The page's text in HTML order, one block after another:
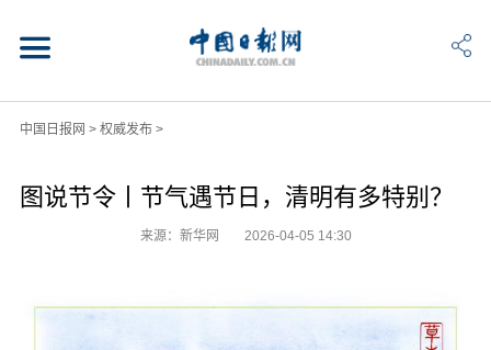
中国日报网 > 权威发布>
图说节令丨节气遇节日，清明有多特别？
来源：新华网 2026-04-05 14:30